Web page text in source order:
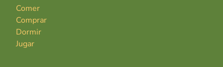
Comer
Comprar
Dormir
Jugar